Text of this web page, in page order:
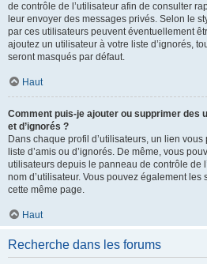
de contrôle de l’utilisateur afin de consulter
leur envoyer des messages privés. Selon le
par ces utilisateurs peuvent éventuellement
ajoutez un utilisateur à votre liste d’ignorés,
seront masqués par défaut.
Haut
Comment puis-je ajouter ou supprimer des
et d’ignorés ?
Dans chaque profil d’utilisateurs, un lien
liste d’amis ou d’ignorés. De même, vous
utilisateurs depuis le panneau de contrôle de
nom d’utilisateur. Vous pouvez également
cette même page.
Haut
Recherche dans les forums